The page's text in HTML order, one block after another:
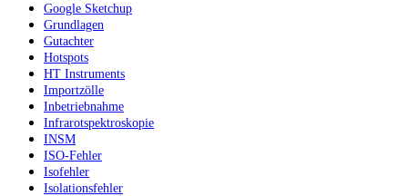
Google Sketchup
Grundlagen
Gutachter
Hotspots
HT Instruments
Importzölle
Inbetriebnahme
Infrarotspektroskopie
INSM
ISO-Fehler
Isofehler
Isolationsfehler